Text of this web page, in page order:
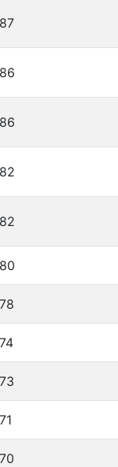
87
86
86
82
82
80
78
74
73
71
70